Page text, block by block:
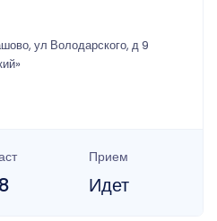
ул Володарского, д 9
Прием
Идет